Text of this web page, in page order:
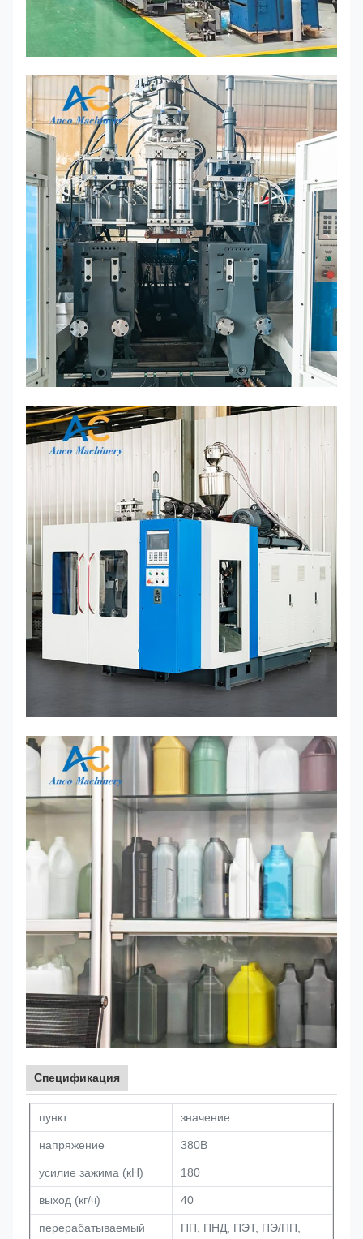
Спецификация
пункт значение
напряжение 380В
усилие зажима (кН) 180
выход (кг/ч) 40
перерабатываемый
ПП, ПНД, ПЭТ, ПЭ/ПП,